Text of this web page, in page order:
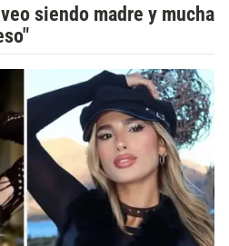
siendo madre y mucha